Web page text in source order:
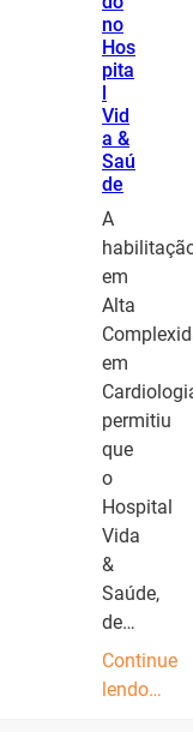
no
Hos
pita
Vid
a &
Saú
de
A
em
Alta
em
permitiu
que
o
Hospital
Vida
&
Saúde,
de…
Continue
lendo…